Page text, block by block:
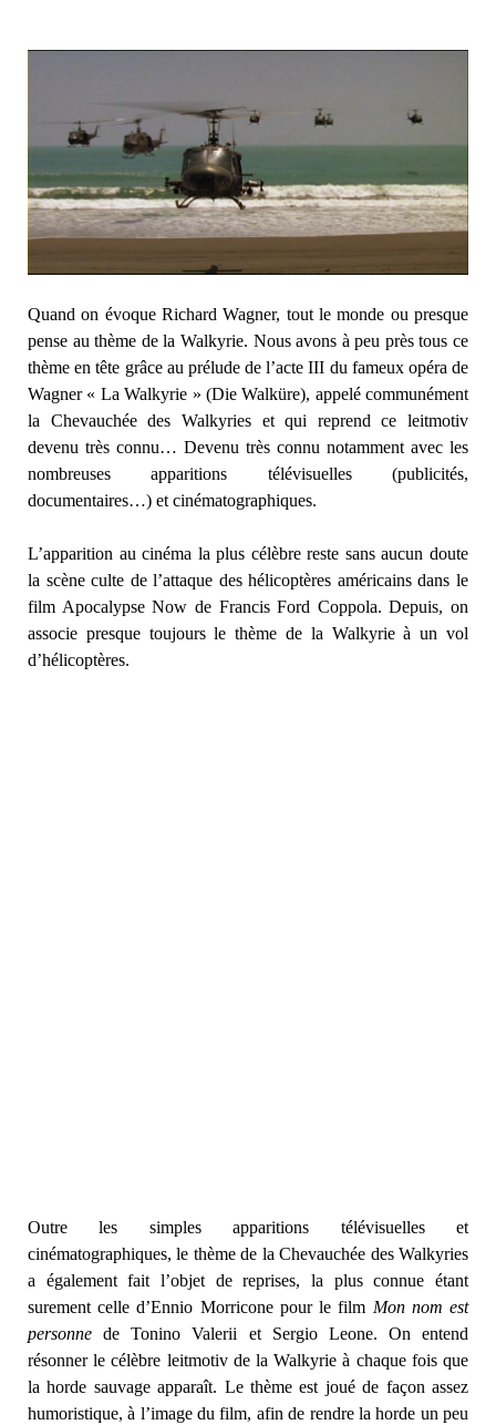
Quand on évoque Richard Wagner, tout le monde ou presque
pense au thème de la Walkyrie. Nous avons à peu près tous ce
thème en tête grâce au prélude de l’acte III du fameux opéra de
Wagner « La Walkyrie » (Die Walküre), appelé communément
la Chevauchée des Walkyries et qui reprend ce leitmotiv
devenu très connu… Devenu très connu notamment avec les
nombreuses apparitions télévisuelles (publicités,
documentaires…) et cinématographiques.
L’apparition au cinéma la plus célèbre reste sans aucun doute
la scène culte de l’attaque des hélicoptères américains dans le
film Apocalypse Now de Francis Ford Coppola. Depuis, on
associe presque toujours le thème de la Walkyrie à un vol
d’hélicoptères.
Outre les simples apparitions télévisuelles et
cinématographiques, le thème de la Chevauchée des Walkyries
a également fait l’objet de reprises, la plus connue étant
surement celle d’Ennio Morricone pour le film Mon nom est
personne de Tonino Valerii et Sergio Leone. On entend
résonner le célèbre leitmotiv de la Walkyrie à chaque fois que
la horde sauvage apparaît. Le thème est joué de façon assez
humoristique, à l’image du film, afin de rendre la horde un peu